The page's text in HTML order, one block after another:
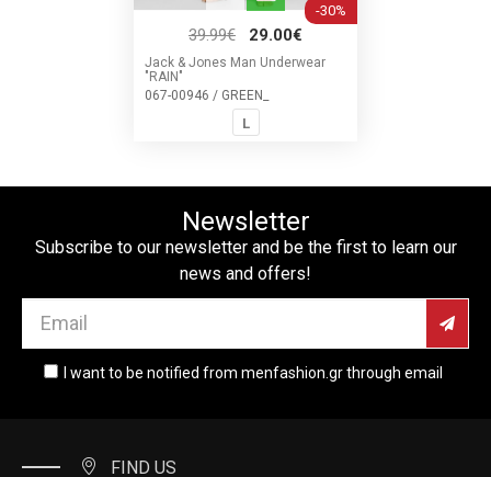
-30%
39.99€ 29.00€
Jack & Jones Man Underwear
"RAIN"
067-00946 / GREEN_
L
Newsletter
Subscribe to our newsletter and be the first to learn our
news and offers!
I want to be notified from menfashion.gr through email
FIND US